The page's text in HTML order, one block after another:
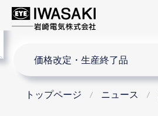
価格改定・生産終了品
トップページ ニュース
menu